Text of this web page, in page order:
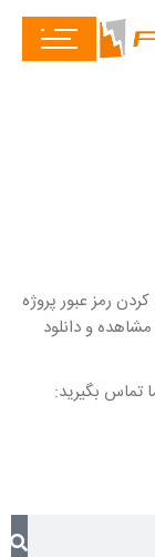
رمز عبور پروژه
و دانلود
تماس بگیرید: